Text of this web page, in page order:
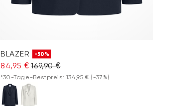
BLAZER -50%
84,95 € 169,90 €
*30-Tage-Bestpreis: 134,95 € (-37%)